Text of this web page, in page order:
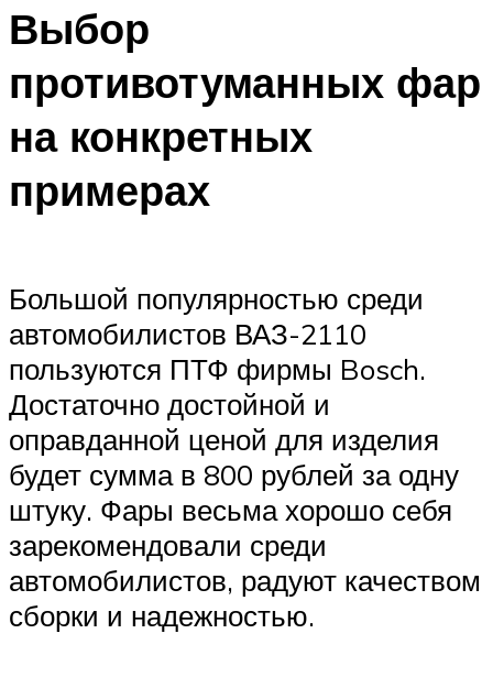
Выбор
противотуманных фар
на конкретных
примерах
Большой популярностью среди
автомобилистов ВАЗ-2110
пользуются ПТФ фирмы Bosch.
Достаточно достойной и
оправданной ценой для изделия
будет сумма в 800 рублей за одну
штуку. Фары весьма хорошо себя
зарекомендовали среди
автомобилистов, радуют качеством
сборки и надежностью.